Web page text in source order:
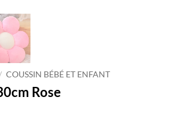
/ COUSSIN BÉBÉ ET ENFANT
Rose